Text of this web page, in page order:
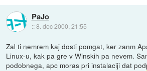
PaJo
::8. dec 2000, 21:55
Zal ti nemrem kaj dosti pomgat, ker zanm
Linux-u, kak pa gre v Winskih pa nevem.
podobnega, apc moras pri instalaciji dat